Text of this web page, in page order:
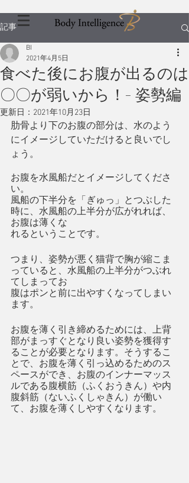
記事
食べた後にお腹が出るのは
〇〇が弱いから！- 姿勢編
BI
2021年4月5日
更新日： 2021年10月23日
肋骨より下のお腹の部分は、水のよう
にイメージしていただけると良いでし
ょう。
お腹を水風船だとイメージしてくださ
い。
風船の下半分を「ぎゅっ」とつぶした
時に、水風船の上半分が広がれれば、
お腹は薄くな
れるということです。
つまり、姿勢が悪く猫背で胸が縮こま
っていると、水風船の上半分がつぶれ
てしまってお
腹はポンと前に出やすくなってしまい
ます。
お腹を薄く引き締めるためには、上背
部がまっすぐとなり良い姿勢を獲得す
ることが必要となります。そうするこ
とで、お腹を薄く引っ込めるためのス
ペースができ、お腹のインナーマッス
ルである腹横筋（ふくおうきん）や内
腹斜筋（ないふくしゃきん）が働い
て、お腹を薄くしやすくなります。